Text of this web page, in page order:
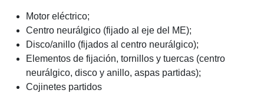
Motor eléctrico;
Centro neurálgico (fijado al eje del ME);
Disco/anillo (fijados al centro neurálgico);
Elementos de fijación, tornillos y tuercas (centro
neurálgico, disco y anillo, aspas partidas);
Cojinetes partidos